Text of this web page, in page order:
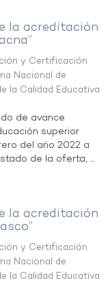
la acreditación
y Certificación
Nacional de
la Calidad Educativa
de avance
superior
del año 2022 a
de la oferta, ...
la acreditación
y Certificación
Nacional de
la Calidad Educativa